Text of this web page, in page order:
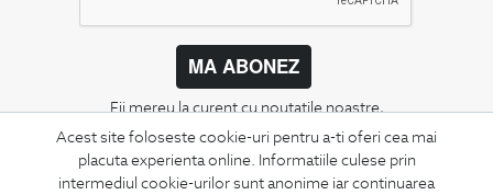
Acest site foloseste cookie-uri pentru a-ti oferi cea mai
placuta experienta online. Informatiile culese prin
intermediul cookie-urilor sunt anonime iar continuarea
MA ABONEZ
Fii mereu la curent cu noutatile noastre,
oferte speciale si trenduri in moda masculina.
CONCIERGE